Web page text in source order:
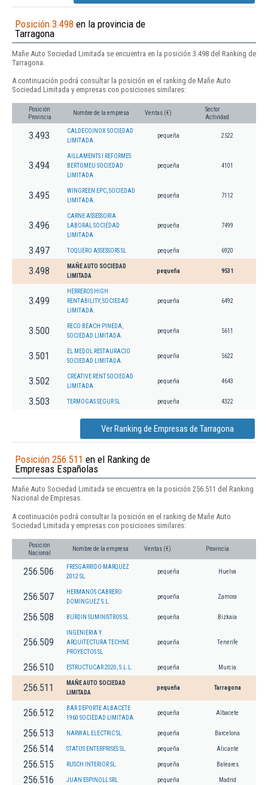
Posición 3.498 en la provincia de
Tarragona
Mañe Auto Sociedad Limitada se encuentra en la posición 3.498 del Ranking de
Tarragona.
A continuación podrá consultar la posición en el ranking de Mañe Auto
Sociedad Limitada y empresas con posiciones similares:
Posición
Provincia
Nombre de la empresa Ventas (€)
Sector
Actividad
3.493
CALDECOINOX SOCIEDAD
LIMITADA.
pequeña 2522
3.494
AILLAMENTS I REFORMES
BERTOMEU SOCIEDAD
LIMITADA.
pequeña 4101
3.495
WINGREEN EPC, SOCIEDAD
LIMITADA.
pequeña 7112
3.496
CARNE ASSESSORIA
LABORAL SOCIEDAD
LIMITADA
pequeña 7499
3.497 TOQUERO ASSESSORS SL pequeña 6920
3.498
MAÑE AUTO SOCIEDAD
LIMITADA
pequeña 9531
3.499
HERREROS HIGH
RENTABILITY, SOCIEDAD
LIMITADA.
pequeña 6492
3.500
RECO BEACH PINEDA,
SOCIEDAD LIMITADA.
pequeña 5611
3.501
EL MEDOL RESTAURACIO
SOCIEDAD LIMITADA.
pequeña 5622
3.502
CREATIVE RENT SOCIEDAD
LIMITADA.
pequeña 4643
3.503 TERMOGAS SEGUR SL pequeña 4322
Ver Ranking de Empresas de Tarragona
Posición 256.511 en el Ranking de
Empresas Españolas
Mañe Auto Sociedad Limitada se encuentra en la posición 256.511 del Ranking
Nacional de Empresas.
A continuación podrá consultar la posición en el ranking de Mañe Auto
Sociedad Limitada y empresas con posiciones similares:
Posición
Nacional
Nombre de la empresa Ventas (€) Provincia
256.506
FRESGARRIDO-MARQUEZ
2012 SL.
pequeña Huelva
256.507
HERMANOS CABRERO
DOMINGUEZ S.L.
pequeña Zamora
256.508 BURDIN SUMINISTROS SL pequeña Bizkaia
256.509
INGENIERIA Y
ARQUITECTURA TECHNE
PROYECTOS SL
pequeña Tenerife
256.510 ESTRUCTUCAR 2020, S.L.L. pequeña Murcia
256.511
MAÑE AUTO SOCIEDAD
LIMITADA
pequeña Tarragona
256.512
BAR DEPORTE ALBACETE
1960 SOCIEDAD LIMITADA.
pequeña Albacete
256.513 NARWAL ELECTRIC SL. pequeña Barcelona
256.514 STATUS ENTERPRISES SL. pequeña Alicante
256.515 RUSCH INTERIOR SL. pequeña Baleares
256.516 JUAN ESPINOLL SRL pequeña Madrid